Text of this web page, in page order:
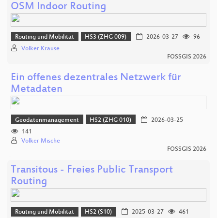
OSM Indoor Routing
Routing und Mobilität HS3 (ZHG 009) 2026-03-27
96
Volker Krause
FOSSGIS 2026
Ein offenes dezentrales Netzwerk für
Metadaten
Geodatenmanagement HS2 (ZHG 010)
2026-03-25
141
Volker Mische
FOSSGIS 2026
Transitous - Freies Public Transport
Routing
Routing und Mobilität HS2 (S10) 2025-03-27
461